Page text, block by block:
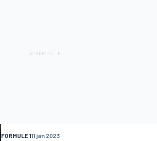
FORMULE 111 jan 2023